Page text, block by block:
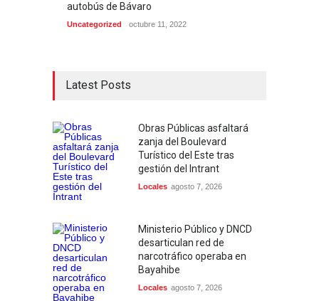
autobús de Bávaro
Uncategorized octubre 11, 2022
Latest Posts
Obras Públicas asfaltará
zanja del Boulevard
Turístico del Este tras
gestión del Intrant
Locales agosto 7, 2026
Ministerio Público y DNCD
desarticulan red de
narcotráfico operaba en
Bayahibe
Locales agosto 7, 2026